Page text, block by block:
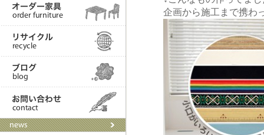
2021.9.3
ネットショップはこちらです
企画から施工まで携わ